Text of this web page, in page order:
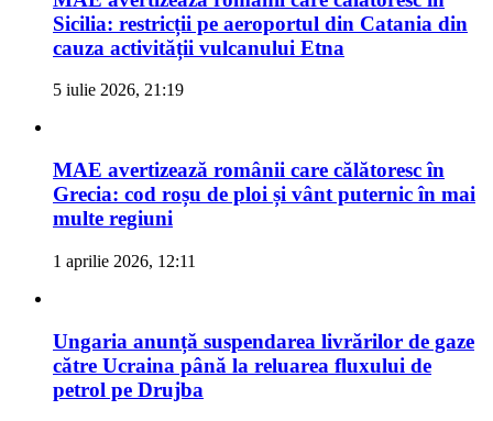
Sicilia: restricții pe aeroportul din Catania din
cauza activității vulcanului Etna
5 iulie 2026, 21:19
MAE avertizează românii care călătoresc în
Grecia: cod roșu de ploi și vânt puternic în mai
multe regiuni
1 aprilie 2026, 12:11
Ungaria anunță suspendarea livrărilor de gaze
către Ucraina până la reluarea fluxului de
petrol pe Drujba